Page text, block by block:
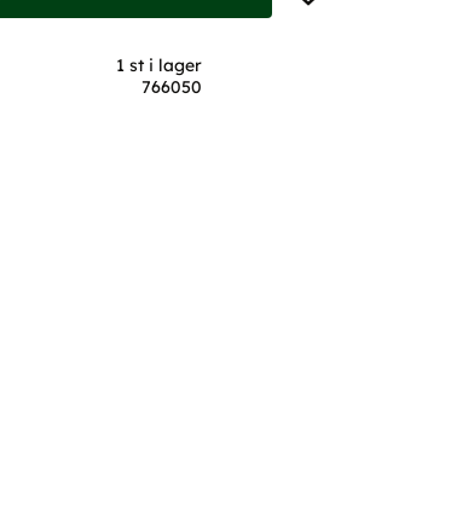
1 st i lager
766050